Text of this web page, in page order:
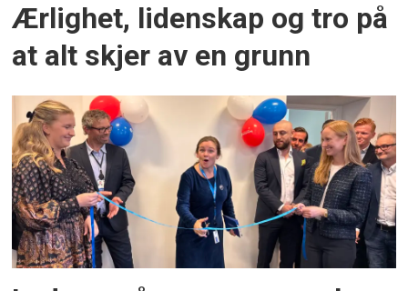
Ærlighet, lidenskap og tro på
at alt skjer av en grunn